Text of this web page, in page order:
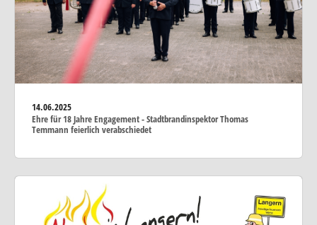
14.06.2025
Ehre für 18 Jahre Engagement - Stadtbrandinspektor Thomas
Temmann feierlich verabschiedet